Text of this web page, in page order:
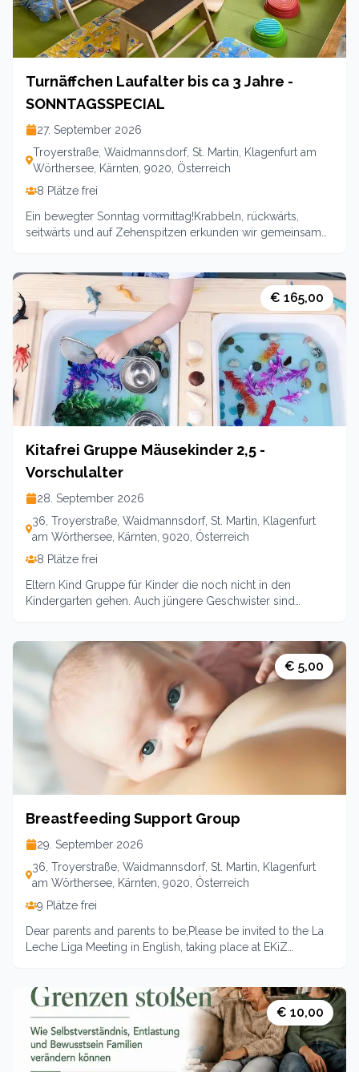
Cechak-Pötscher, Spielgruppenleiterin
Turnäffchen Laufalter bis ca 3 Jahre -
SONNTAGSSPECIAL
27. September 2026
Troyerstraße, Waidmannsdorf, St. Martin, Klagenfurt am
Wörthersee, Kärnten, 9020, Österreich
8 Plätze frei
Ein bewegter Sonntag vormittag!Krabbeln, rückwärts,
seitwärts und auf Zehenspitzen erkunden wir gemeinsam
Jahre. Geschwister sind natürlich auch immer
willkommen.Stärkung für die Kids bei gemeinsamer Jause
inklusive . Auf die Begleitperson warten Kaffee und
Kuchen.Leitung: Sina LamprechtPreis: 13€ für Mitglieder,16
€ für Nicht Mitglieder,Geschwister halber Preis
Anmeldungen auf www.ekiz-klagenfurt.at
€ 165,00
Kitafrei Gruppe Mäusekinder 2,5 -
Vorschulalter
28. September 2026
36, Troyerstraße, Waidmannsdorf, St. Martin, Klagenfurt
am Wörthersee, Kärnten, 9020, Österreich
8 Plätze frei
Eltern Kind Gruppe für Kinder die noch nicht in den
Kindergarten gehen. Auch jüngere Geschwister sind
Semester und bereiten uns spielerisch und mit viel Geduld
und Liebe auf Betreuung außerhalb der Familie vor.Durch
die gleich bleibende kleine Gruppe werden erste
Freundschaften geschlossen und auch die Eltern können
sich optimal vernetzen. Bitte um rasche Anmeldung da wir
maximal 10 Familien in die Gruppe nehmen.10 Treffen über
das ganze Semester Leitung: Andrea Cechak-Pötscher 165
Euro Familienpreis (149 für Mitlgieder)Anmeldung
€ 5,00
Breastfeeding Support Group
29. September 2026
36, Troyerstraße, Waidmannsdorf, St. Martin, Klagenfurt
am Wörthersee, Kärnten, 9020, Österreich
9 Plätze frei
Dear parents and parents to be,Please be invited to the La
Leche Liga Meeting in English, taking place at EKiZ
feeding, feeding your child human milk●and other topics
regarding parenthood, such as baby sleep, weaning,
introducing solids, etc.from mother to mother.Join,
connect, and take part in the experience of other parents
and the LLL Leaders.We are looking forward meeting you
€ 10,00